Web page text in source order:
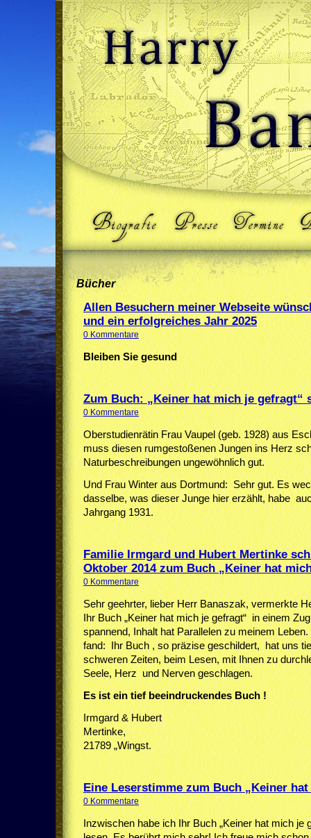
Bücher
Allen Besuchern meiner Webseite
und ein erfolgreiches Jahr 2025
0 Kommentare
Bleiben Sie gesund
Zum Buch: „Keiner hat mich je gefragt“
0 Kommentare
Oberstudienrätin Frau Vaupel (geb. 1928) aus
muss diesen rumgestoßenen Jungen ins Herz
Naturbeschreibungen ungewöhnlich gut.
Und Frau Winter aus Dortmund: Sehr gut. Es
dasselbe, was dieser Junge hier erzählt, habe
Jahrgang 1931.
Familie Irmgard und Hubert Mertinke
Oktober 2014 zum Buch „Keiner hat
0 Kommentare
Sehr geehrter, lieber Herr Banaszak, vermerkte
Ihr Buch „Keiner hat mich je gefragt“ in einem
spannend, Inhalt hat Parallelen zu meinem
fand: Ihr Buch , so präzise geschildert, hat uns
schweren Zeiten, beim Lesen, mit Ihnen zu
Seele, Herz und Nerven geschlagen.
Es ist ein tief beeindruckendes Buch !
Irmgard & Hubert
21789 „Wingst.
Eine Leserstimme zum Buch „Keiner
0 Kommentare
Inzwischen habe ich Ihr Buch „Keiner hat mich je